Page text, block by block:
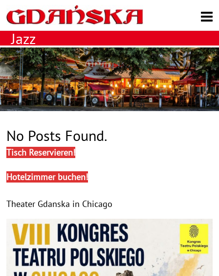
Search
Jazz
No Posts Found.
Tisch Reservieren!
Hotelzimmer buchen!
Theater Gdanska in Chicago